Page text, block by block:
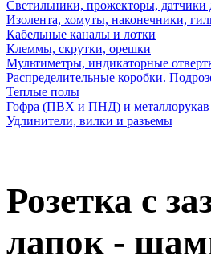
Светильники, прожекторы, датчики
Изолента, хомуты, наконечники,
Кабельные каналы и лотки
Клеммы, скрутки, орешки
Мультиметры, индикаторные
Распределительные коробки.
Теплые полы
Гофра (ПВХ и ПНД) и металлорукав
Удлинители, вилки и разъемы
Розетка с
лапок -